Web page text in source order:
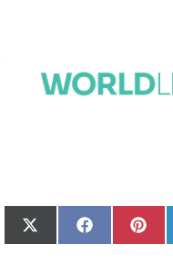
Compartir
en
X
(Twitter)
Compartir
en
Facebook
en